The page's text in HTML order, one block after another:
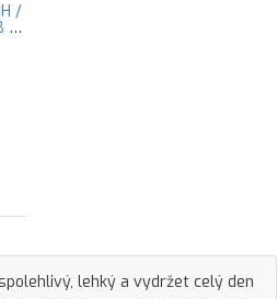
/
/
lehký a vydržet celý den